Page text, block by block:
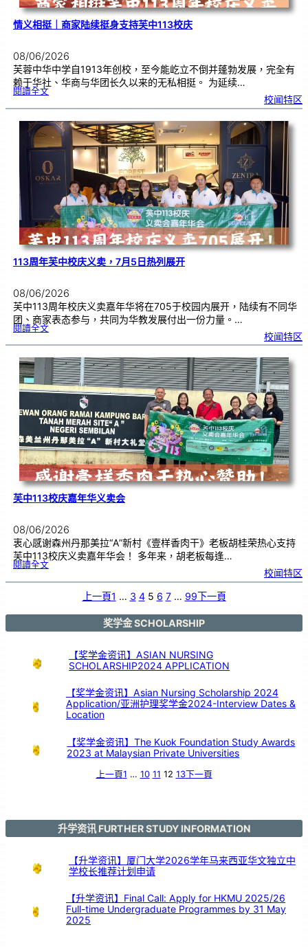
情义相挺｜商家陆续挺身支持芙中113校庆
08/06/2026
芙蓉中华中学自1913年创校，至今能屹立不倒并蓬勃发展，完全有
赖于华社、华商与华团长久以来的无私相挺。 为延续…
閱讀全文:情
挺
商
家
陆
挺
身
支
持
中1
1
3
校
庆
校闻特区
113周年芙中校庆义卖，7月5日热列展开
08/06/2026
芙中113周年校庆义卖嘉年华将在705于校园内展开，陆续有不同华
团、商家表态参与，共同为华教发展付出一份力量。…
閱讀全文:
1
周
芙
中
校
庆
义
卖
，
7
月
热
列
展
开
校闻特区
芙中113校庆嘉年华义卖会
08/06/2026
衷心感谢森州丹那美拉“A”新村《壹样香肉干》老板胡桂荣热心支持
芙中113校庆义卖嘉年华会！ 多年来，胡老板每逢…
閱讀全文:芙
1
华
义
校闻特区
上一頁1 … 3 4 5 6 7 … 99下一頁
奖学金 SCHOLARSHIP
【奖学金资讯】ASIAN NURSING
SCHOLARSHIP2024 APPLICATION
【奖学金资讯】Asian Nursing Scholarship 2024
Application/亚洲护理奖学金2024-Interview Dates &
Location
【奖学金资讯】The Kuok Foundation Study Awards
2023 at Malaysian Private Universities
上一頁1 … 10 11 12 13下一頁
升学资讯 FURTHER STUDY INFORMATION
【升学资讯】厦门大学2026学年马来西亚华文独立中
学校长推荐计划申请
【升学资讯】Final Call: Apply for HKMU 2025/26
Full-time Undergraduate Programmes by 31 May
2025